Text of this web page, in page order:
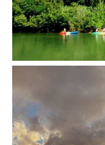
修学旅行シーズンも終わり、一気に冷え込んできました。 2025年今年もあっという間に終